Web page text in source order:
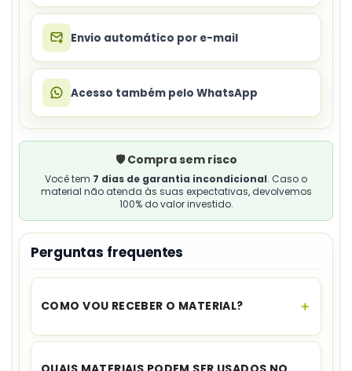
Envio automático por e-mail
Acesso também pelo WhatsApp
🛡️ Compra sem risco
Você tem 7 dias de garantia incondicional. Caso o
material não atenda às suas expectativas, devolvemos
100% do valor investido.
Perguntas frequentes
COMO VOU RECEBER O MATERIAL?
O acesso é instantâneo.Assim que o